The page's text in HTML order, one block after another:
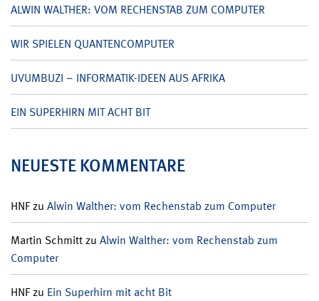
ALWIN WALTHER: VOM RECHENSTAB ZUM COMPUTER
WIR SPIELEN QUANTENCOMPUTER
UVUMBUZI – INFORMATIK-IDEEN AUS AFRIKA
EIN SUPERHIRN MIT ACHT BIT
NEUESTE KOMMENTARE
HNFzu Alwin Walther: vom Rechenstab zum Computer
Martin Schmittzu Alwin Walther: vom Rechenstab zum
Computer
HNFzu Ein Superhirn mit acht Bit